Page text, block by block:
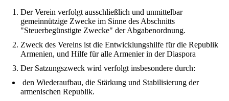
Der Verein verfolgt ausschließlich und unmittelbar
gemeinnützige Zwecke im Sinne des Abschnitts
"Steuerbegünstigte Zwecke" der Abgabenordnung.
Zweck des Vereins ist die Entwicklungshilfe für die Republik
Armenien, und Hilfe für alle Armenier in der Diaspora
Der Satzungszweck wird verfolgt insbesondere durch:
den Wiederaufbau, die Stärkung und Stabilisierung der
armenischen Republik.